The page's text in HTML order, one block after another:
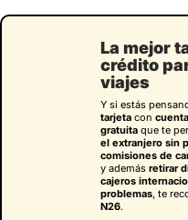
La mejor
crédito
viajes
Y si estás
tarjetacon
gratuitaque te
el extranjero sin
comisiones de
y además retirar
cajeros
problemas, te
N26.